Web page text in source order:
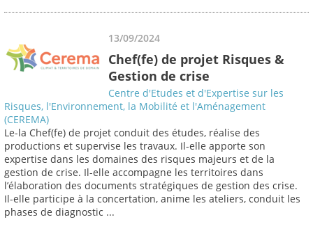
13/09/2024
Chef(fe) de projet Risques &
Gestion de crise
Centre d'Etudes et d'Expertise sur les
Risques, l'Environnement, la Mobilité et l'Aménagement
(CEREMA)
Le-la Chef(fe) de projet conduit des études, réalise des
productions et supervise les travaux. Il-elle apporte son
expertise dans les domaines des risques majeurs et de la
gestion de crise. Il-elle accompagne les territoires dans
l’élaboration des documents stratégiques de gestion des crise.
Il-elle participe à la concertation, anime les ateliers, conduit les
phases de diagnostic ...